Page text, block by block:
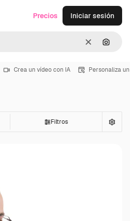
Borrar
Precios Iniciar sesión
Crea un vídeo con IA Personaliza
Filtros